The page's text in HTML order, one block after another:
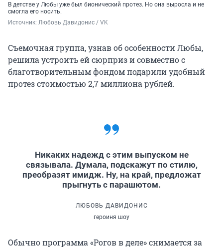
В детстве у Любы уже был бионический протез. Но она выросла и не
смогла его носить.
Источник: Любовь Давидонис / VK
Съемочная группа, узнав об особенности Любы,
решила устроить ей сюрприз и совместно с
благотворительным фондом подарили удобный
протез стоимостью 2,7 миллиона рублей.
Никаких надежд с этим выпуском не
связывала. Думала, подскажут по стилю,
преобразят имидж. Ну, на край, предложат
прыгнуть с парашютом.
ЛЮБОВЬ ДАВИДОНИС
героиня шоу
Обычно программа «Рогов в деле» снимается за